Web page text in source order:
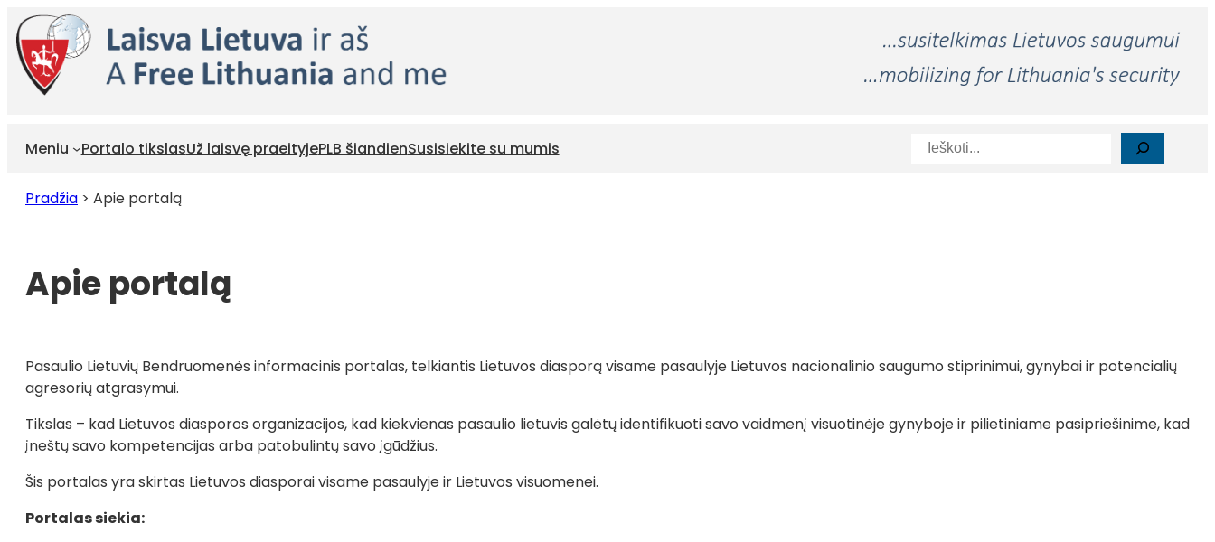
Eiti
prie
turinio
Meniu Portalo tikslasUž laisvę praeityjePLB šiandienSusisiekite su mumis Paieška
Pradžia > Apie portalą
Apie portalą
Pasaulio Lietuvių Bendruomenės informacinis portalas, telkiantis Lietuvos diasporą visame pasaulyje Lietuvos nacionalinio saugumo stiprinimui, gynybai ir potencialių
agresorių atgrasymui.
Tikslas – kad Lietuvos diasporos organizacijos, kad kiekvienas pasaulio lietuvis galėtų identifikuoti savo vaidmenį visuotinėje gynyboje ir pilietiniame pasipriešinime, kad
įneštų savo kompetencijas arba patobulintų savo įgūdžius.
Šis portalas yra skirtas Lietuvos diasporai visame pasaulyje ir Lietuvos visuomenei.
Portalas siekia: